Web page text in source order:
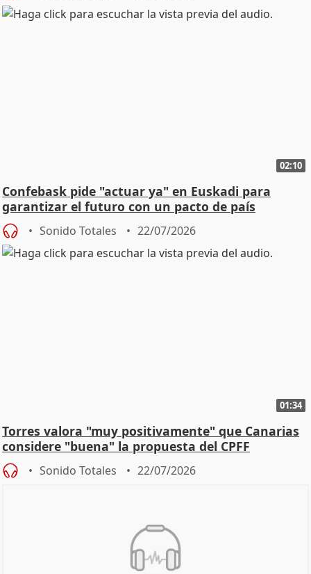
02:10
Confebask pide "actuar ya" en Euskadi para
garantizar el futuro con un pacto de país
Sonido Totales 22/07/2026
01:34
Torres valora "muy positivamente" que Canarias
considere "buena" la propuesta del CPFF
Sonido Totales 22/07/2026